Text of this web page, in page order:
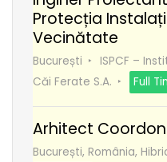
Protecția
Vecinătate
București
ISPCF –
Căi Ferate S.A.
Full
Arhitect
București, România,